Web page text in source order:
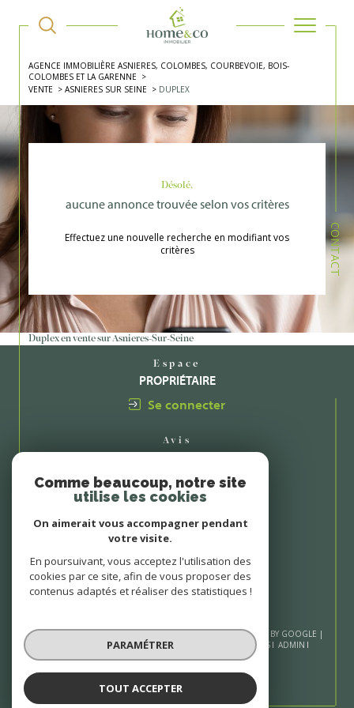
CONTACT
AGENCE IMMOBILIÈRE ASNIERES, COLOMBES, COURBEVOIE, BOIS-
COLOMBES ET LA GARENNE
VENTE
ASNIERES SUR SEINE DUPLEX
Désolé,
aucune annonce trouvée selon vos critères
Effectuez une nouvelle recherche en modifiant vos
critères
Duplex en vente sur Asnieres-Sur-Seine
Espace
PROPRIÉTAIRE
Se connecter
Avis
CLIENTS
© 2026 | TOUS DROITS RÉSERVÉS | TRADUCTION POWERED BY GOOGLE |
NOS HONORAIRES
PLAN DU SITE MENTIONS LÉGALES
ADMIN
COOKIES
Comme beaucoup, notre site
utilise les cookies
On aimerait vous accompagner pendant
votre visite.
En poursuivant, vous acceptez l'utilisation des
cookies par ce site, afin de vous proposer des
contenus adaptés et réaliser des statistiques !
PARAMÉTRER
TOUT ACCEPTER